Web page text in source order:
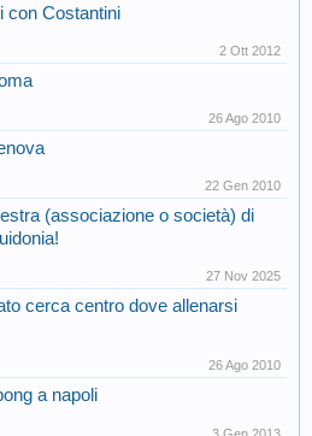
con Costantini
2 Ott 2012
26 Ago 2010
22 Gen 2010
(associazione o società) di
27 Nov 2025
cerca centro dove allenarsi
26 Ago 2010
a napoli